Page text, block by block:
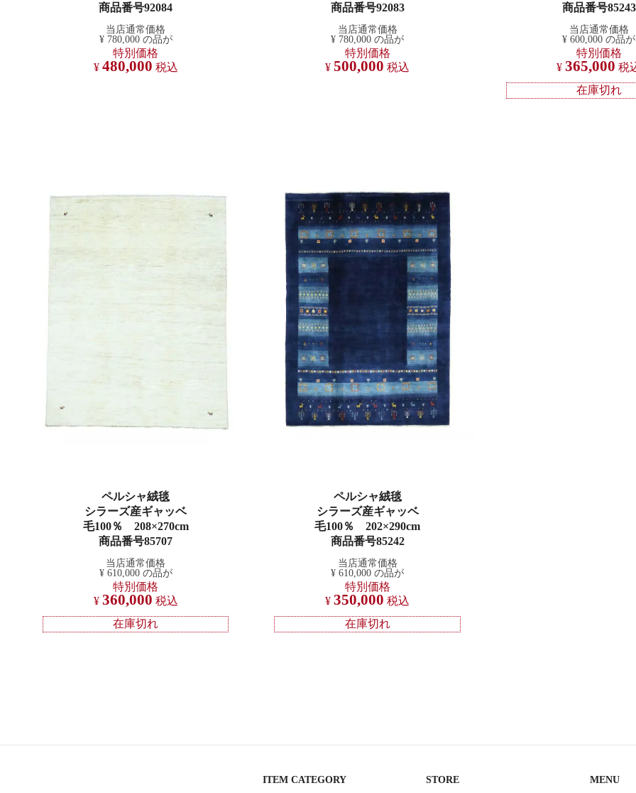
商品番号92084
当店通常価格
¥ 780,000 の品が
特別価格
¥ 480,000 税込
商品番号92083
当店通常価格
¥ 780,000 の品が
特別価格
¥ 500,000 税込
商品番号85243
当店通常価格
¥ 600,000 の品が
特別価格
¥ 365,000 税
在庫切れ
ペルシャ絨毯
シラーズ産ギャッベ
毛100％ 208×270cm
商品番号85707
当店通常価格
¥ 610,000 の品が
特別価格
¥ 360,000 税込
在庫切れ
ペルシャ絨毯
シラーズ産ギャッベ
毛100％ 202×290cm
商品番号85242
当店通常価格
¥ 610,000 の品が
特別価格
¥ 350,000 税込
在庫切れ
ITEM CATEGORY STORE MENU